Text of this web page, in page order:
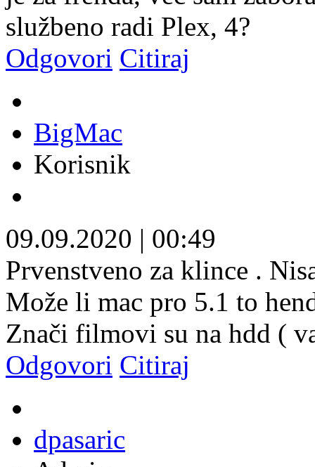
službeno radi Plex, 4?
Odgovori Citiraj
BigMac
Korisnik
09.09.2020 | 00:49
Prvenstveno za klince .
Može li mac pro 5.1 to
Znači filmovi su na hdd (
Odgovori Citiraj
dpasaric